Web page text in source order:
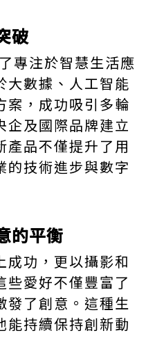
破
專注於智慧生活應
大數據、人工智能
案，成功吸引多輪
企及國際品牌建立
產品不僅提升了用
的技術進步與數字
的平衡
成功，更以攝影和
些愛好不僅豐富了
發了創意。這種生
能持續保持創新動